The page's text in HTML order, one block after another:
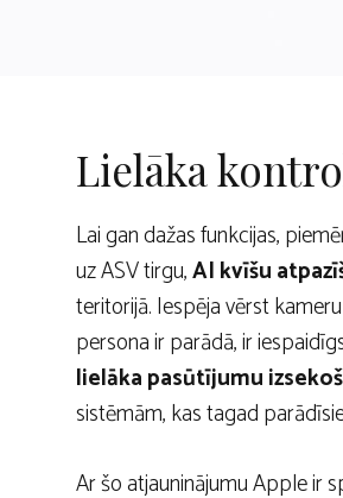
Lielāka
Lai gan dažas funkcijas,
uz ASV tirgu,AI kvīšu
teritorijā. Iespēja vērst
persona ir parādā, ir
lielāka pasūtījumu
sistēmām, kas tagad
Ar šo atjauninājumu Apple ir